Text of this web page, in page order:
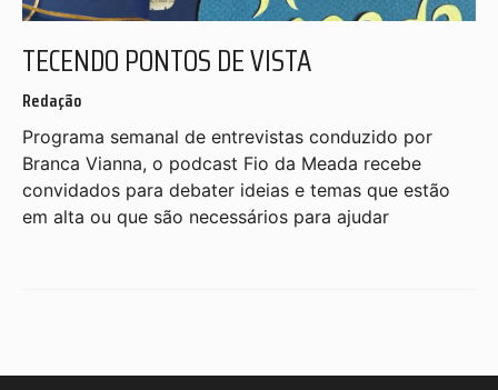
TECENDO PONTOS DE VISTA
Redação
Programa semanal de entrevistas conduzido por
Branca Vianna, o podcast Fio da Meada recebe
convidados para debater ideias e temas que estão
em alta ou que são necessários para ajudar